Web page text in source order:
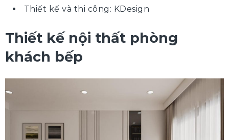
Thiết kế và thi công: KDesign
Thiết kế nội thất phòng
khách bếp